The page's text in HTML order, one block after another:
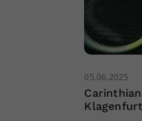
05.06.2025